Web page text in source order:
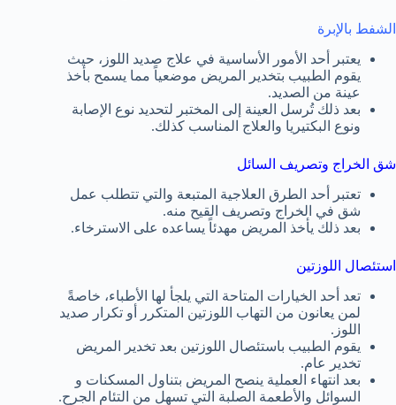
الشفط بالإبرة
يعتبر أحد الأمور الأساسية في علاج صديد اللوز، حيث
يقوم الطبيب بتخدير المريض موضعياً مما يسمح بأخذ
عينة من الصديد.
بعد ذلك تُرسل العينة إلى المختبر لتحديد نوع الإصابة
ونوع البكتيريا والعلاج المناسب كذلك.
شق الخراج وتصريف السائل
تعتبر أحد الطرق العلاجية المتبعة والتي تتطلب عمل
شق في الخراج وتصريف القيح منه.
بعد ذلك يأخذ المريض مهدئاً يساعده على الاسترخاء.
استئصال اللوزتين
تعد أحد الخيارات المتاحة التي يلجأ لها الأطباء، خاصةً
لمن يعانون من التهاب اللوزتين المتكرر أو تكرار صديد
اللوز.
يقوم الطبيب باستئصال اللوزتين بعد تخدير المريض
تخدير عام.
بعد انتهاء العملية ينصح المريض بتناول المسكنات و
السوائل والأطعمة الصلبة التي تسهل من التئام الجرح.